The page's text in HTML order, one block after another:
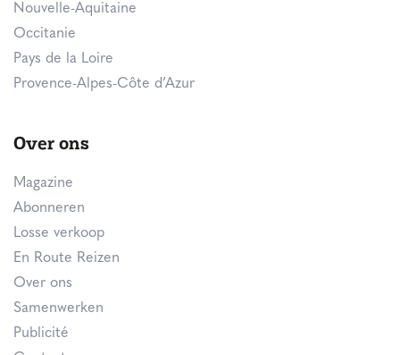
Nouvelle-Aquitaine
Occitanie
Pays de la Loire
Provence-Alpes-Côte d’Azur
Over ons
Magazine
Abonneren
Losse verkoop
En Route Reizen
Over ons
Samenwerken
Publicité